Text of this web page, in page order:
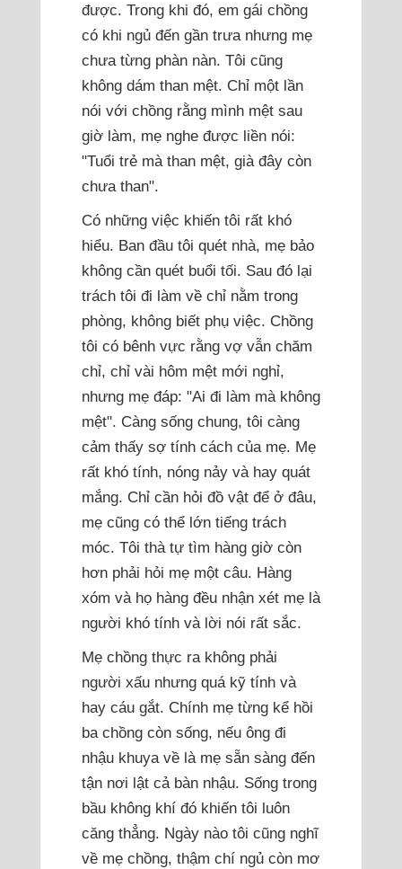
được. Trong khi đó, em gái chồng
có khi ngủ đến gần trưa nhưng mẹ
chưa từng phàn nàn. Tôi cũng
không dám than mệt. Chỉ một lần
nói với chồng rằng mình mệt sau
giờ làm, mẹ nghe được liền nói:
"Tuổi trẻ mà than mệt, già đây còn
chưa than".
Có những việc khiến tôi rất khó
hiểu. Ban đầu tôi quét nhà, mẹ bảo
không cần quét buổi tối. Sau đó lại
trách tôi đi làm về chỉ nằm trong
phòng, không biết phụ việc. Chồng
tôi có bênh vực rằng vợ vẫn chăm
chỉ, chỉ vài hôm mệt mới nghỉ,
nhưng mẹ đáp: "Ai đi làm mà không
mệt". Càng sống chung, tôi càng
cảm thấy sợ tính cách của mẹ. Mẹ
rất khó tính, nóng nảy và hay quát
mắng. Chỉ cần hỏi đồ vật để ở đâu,
mẹ cũng có thể lớn tiếng trách
móc. Tôi thà tự tìm hàng giờ còn
hơn phải hỏi mẹ một câu. Hàng
xóm và họ hàng đều nhận xét mẹ là
người khó tính và lời nói rất sắc.
Mẹ chồng thực ra không phải
người xấu nhưng quá kỹ tính và
hay cáu gắt. Chính mẹ từng kể hồi
ba chồng còn sống, nếu ông đi
nhậu khuya về là mẹ sẵn sàng đến
tận nơi lật cả bàn nhậu. Sống trong
bầu không khí đó khiến tôi luôn
căng thẳng. Ngày nào tôi cũng nghĩ
về mẹ chồng, thậm chí ngủ còn mơ